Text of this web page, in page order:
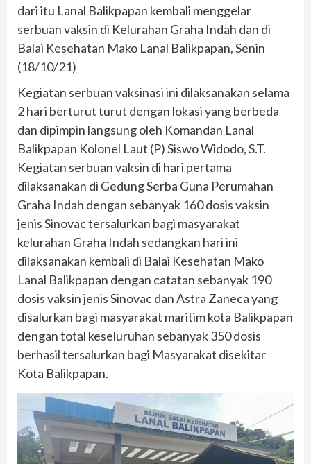
dari itu Lanal Balikpapan kembali menggelar
serbuan vaksin di Kelurahan Graha Indah dan di
Balai Kesehatan Mako Lanal Balikpapan, Senin
(18/10/21)
Kegiatan serbuan vaksinasi ini dilaksanakan selama
2 hari berturut turut dengan lokasi yang berbeda
dan dipimpin langsung oleh Komandan Lanal
Balikpapan Kolonel Laut (P) Siswo Widodo, S.T.
Kegiatan serbuan vaksin di hari pertama
dilaksanakan di Gedung Serba Guna Perumahan
Graha Indah dengan sebanyak 160 dosis vaksin
jenis Sinovac tersalurkan bagi masyarakat
kelurahan Graha Indah sedangkan hari ini
dilaksanakan kembali di Balai Kesehatan Mako
Lanal Balikpapan dengan catatan sebanyak 190
dosis vaksin jenis Sinovac dan Astra Zaneca yang
disalurkan bagi masyarakat maritim kota Balikpapan
dengan total keseluruhan sebanyak 350 dosis
berhasil tersalurkan bagi Masyarakat disekitar
Kota Balikpapan.